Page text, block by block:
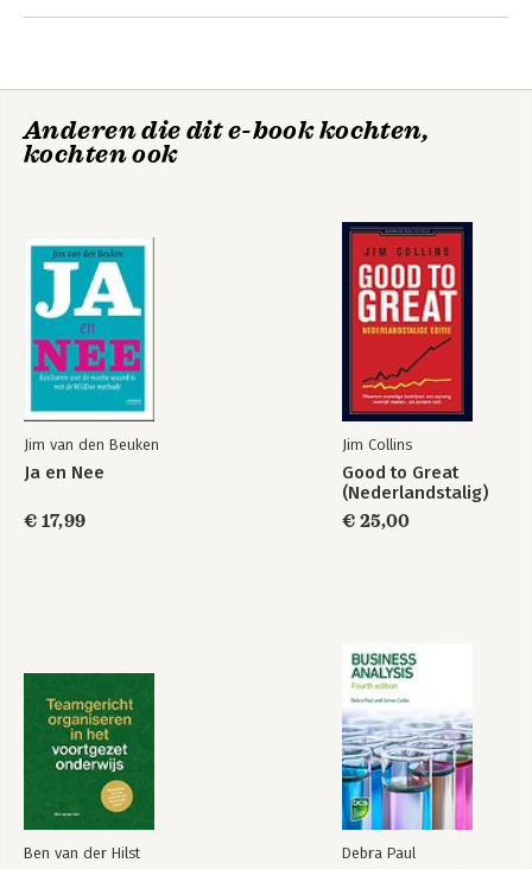
7. Toepassing op besturing
8. Toepassing op medewerkers
12. De eerste stappen
Nawoord
Anderen die dit e-book kochten,
kochten ook
Jim van den Beuken
Ja en Nee
€ 17,99
Jim Collins
Good to Great
(Nederlandstalig)
€ 25,00
Ben van der Hilst Debra Paul